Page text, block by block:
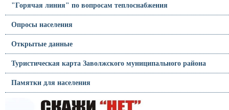
"Горячая линия" по вопросам теплоснабжения
Опросы населения
Открытые данные
Туристическая карта Заволжского муниципального района
Памятки для населения